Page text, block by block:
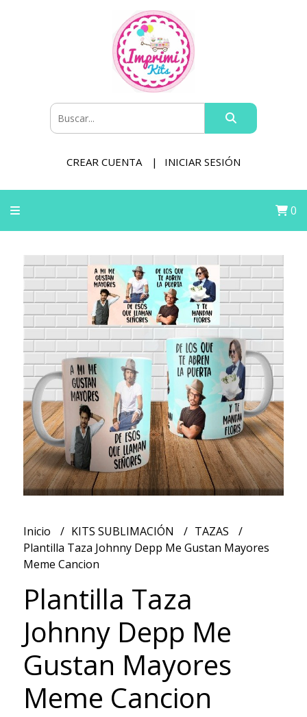
CREAR CUENTA INICIAR SESIÓN
0
Inicio KITS SUBLIMACIÓN
TAZAS
Plantilla Taza Johnny Depp Me Gustan Mayores
Meme Cancion
Plantilla Taza
Johnny Depp Me
Gustan Mayores
Meme Cancion